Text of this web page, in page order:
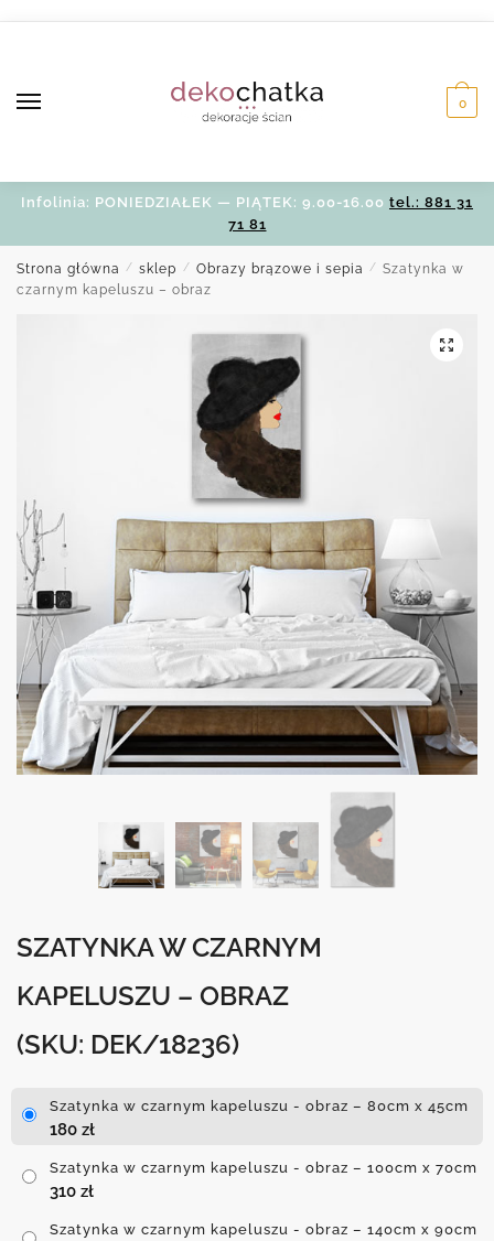
0
Infolinia: PONIEDZIAŁEK — PIĄTEK: 9.00-16.00 tel.: 881 31
71 81
Strona główna / sklep / Obrazy brązowe i sepia / Szatynka w
czarnym kapeluszu – obraz
SZATYNKA W CZARNYM
KAPELUSZU – OBRAZ
(SKU: DEK/18236)
Szatynka w czarnym kapeluszu - obraz – 80cm x 45cm
180 zł
Szatynka w czarnym kapeluszu - obraz – 100cm x 70cm
310 zł
Szatynka w czarnym kapeluszu - obraz – 140cm x 90cm